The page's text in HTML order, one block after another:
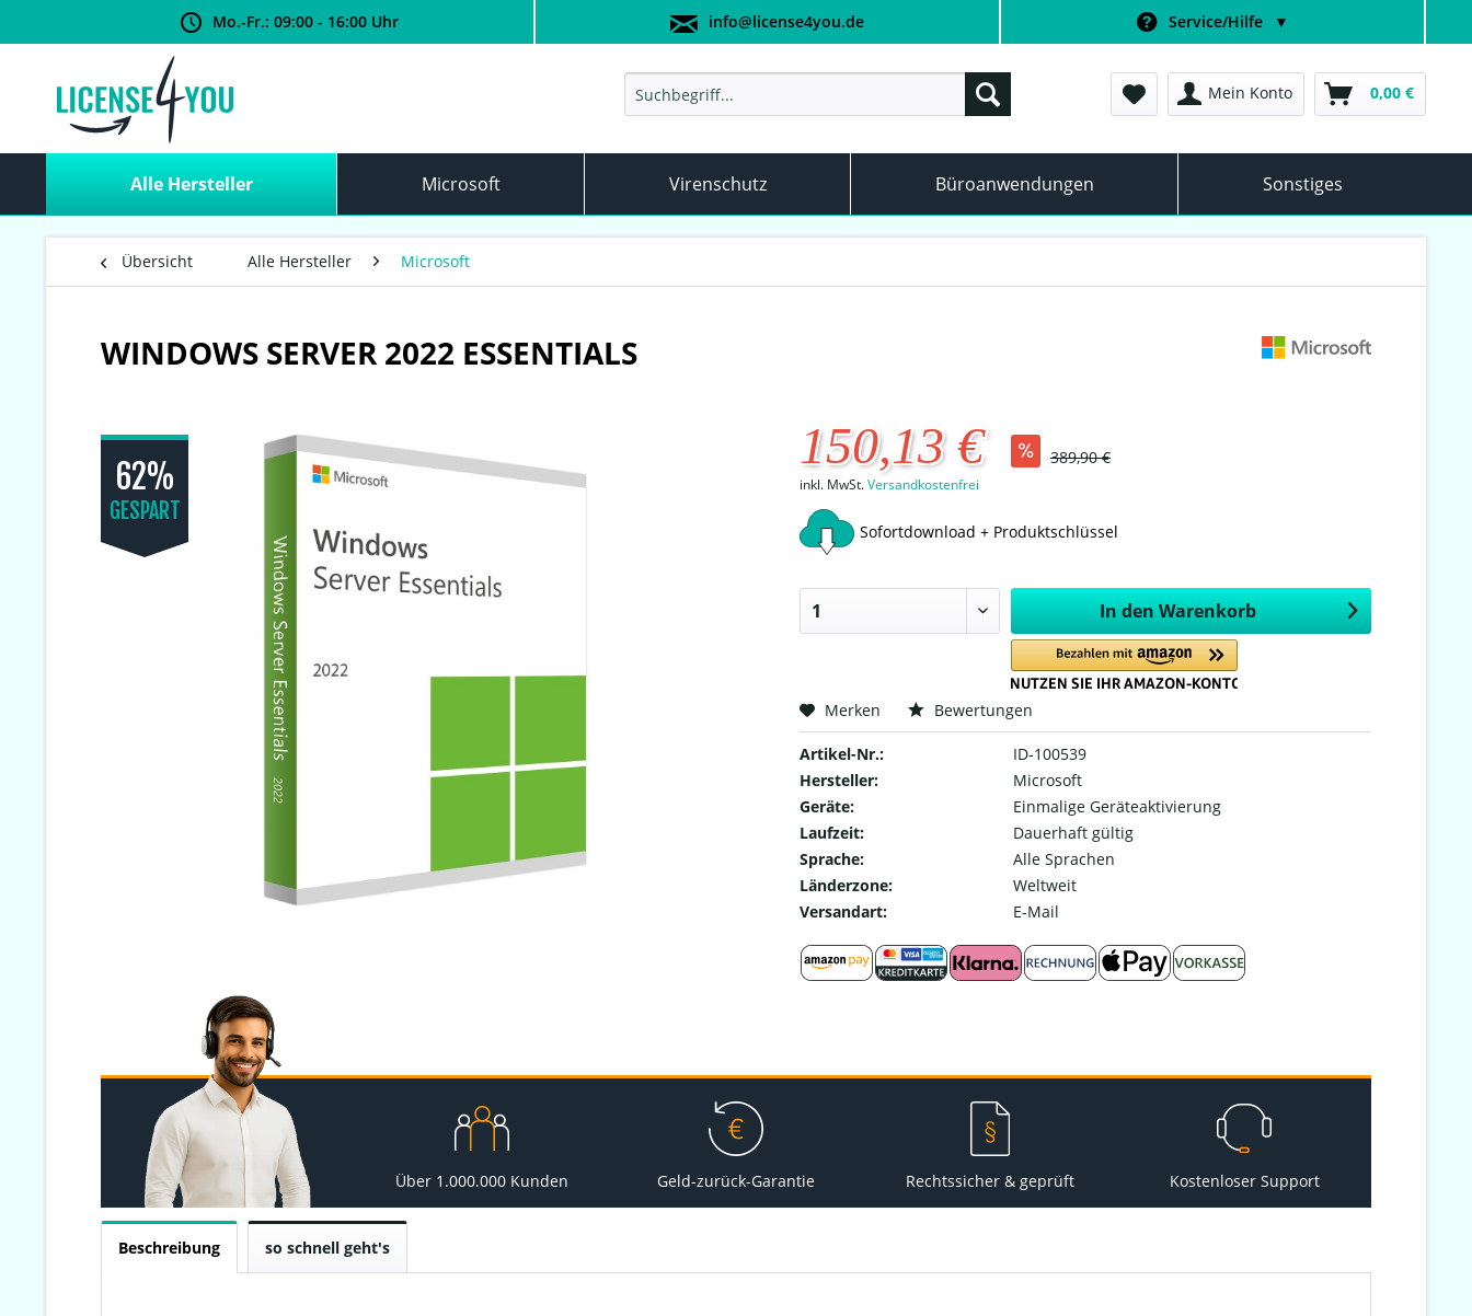
Mo.-Fr.: 09:00 - 16:00 Uhr info@license4you.de Service/Hilfe ▼
Mein Konto 0,00 €
Alle Hersteller Microsoft Virenschutz Büroanwendungen Sonstiges
Übersicht Alle Hersteller Microsoft
WINDOWS SERVER 2022 ESSENTIALS
62%
GESPART
150,13 € 389,90 €
inkl. MwSt.Versandkostenfrei
Sofortdownload + Produktschlüssel
In den Warenkorb
Merken Bewertungen
Artikel-Nr.:
ID-100539
Hersteller:
Microsoft
Geräte:
Einmalige Geräteaktivierung
Laufzeit:
Dauerhaft gültig
Sprache:
Alle Sprachen
Länderzone:
Weltweit
Versandart:
E-Mail
Über 1.000.000 Kunden Geld-zurück-Garantie Rechtssicher & geprüft Kostenloser Support
Beschreibung so schnell geht's